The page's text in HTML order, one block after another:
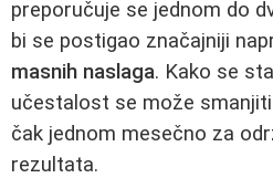
preporučuje se jednom do
bi se postigao značajniji
masnih naslaga. Kako se
učestalost se može
čak jednom mesečno za
rezultata.